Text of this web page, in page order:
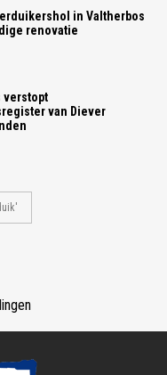
in Valtherbos
renovatie
verstopt
van Diever